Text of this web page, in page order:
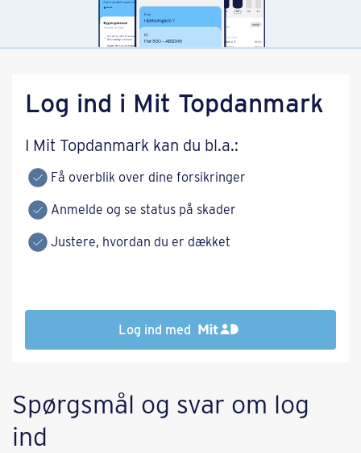
Log ind i Mit Topdanmark
I Mit Topdanmark kan du bl.a.:
Få overblik over dine forsikringer
Anmelde og se status på skader
Justere, hvordan du er dækket
Log ind med
Spørgsmål og svar om log
ind